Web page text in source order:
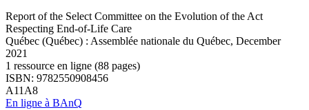
Report of the Select Committee on the Evolution of the Act
Respecting End-of-Life Care
Québec (Québec) : Assemblée nationale du Québec, December
2021
1 ressource en ligne (88 pages)
ISBN: 9782550908456
A11A8
En ligne à BAnQ